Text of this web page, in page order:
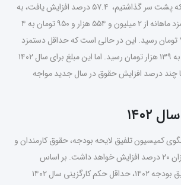
۱۴۰۱ یعنی همین سالی که پشت سر گذاشتیم، ۵۷.۴ درصد افزایش یافت، به
گونه‌ای که حداقل دستمزد ماهانه از ۲ میلیون و ۵۵۴ هزار و ۹۵۰ تومان به ۴
میلیون و ۱۷۹ هزار و۷۵۰ تومان رسید. این در حالی است که حداقل دستمزد
روزانه از ۸۸ هزار تومان به ۱۳۹ هزار تومان رسید. اما این مبلغ برای سال ۱۴۰۲
چند درصد افزایش حقوق در سال جدید مواجه
کمیسیون تلفیق لایحه بودجه، حقوق کارمندان و
کارگران در سال ۱۴۰۲ میزان ۲۰ درصد افزایش خواهد داشت. بر اساس
مصوبه‌ی کمیسیون تلفیق بودجه ۱۴۰۲، حداقل حکم کارگزینی سال ۱۴۰۲